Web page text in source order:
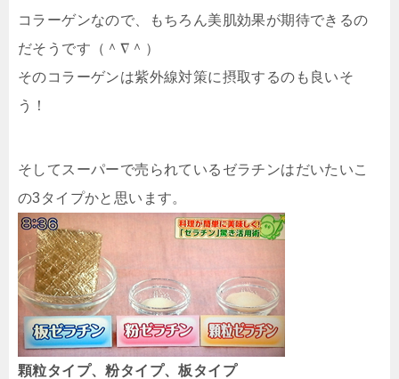
コラーゲンなので、もちろん美肌効果が期待できるの
だそうです（＾∇＾）
そのコラーゲンは紫外線対策に摂取するのも良いそ
う！
そしてスーパーで売られているゼラチンはだいたいこ
の3タイプかと思います。
顆粒タイプ、粉タイプ、板タイプ